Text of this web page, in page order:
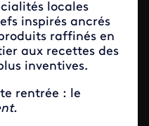
locales
inspirés ancrés
raffinés en
aux recettes des
inventives.
rentrée : le